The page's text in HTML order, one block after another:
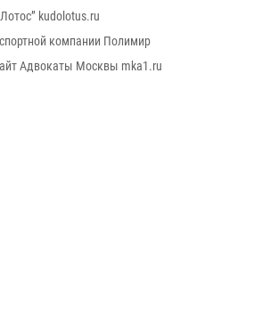
kudolotus.ru
компании Полимир
Адвокаты Москвы mka1.ru